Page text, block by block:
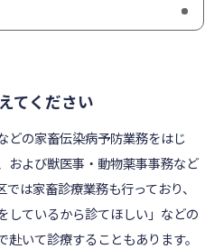
てください
どの家畜伝染病予防業務をはじ
および獣医事・動物薬事事務など
は家畜診療業務も行っており、
しているから診てほしい」などの
いて診療することもあります。